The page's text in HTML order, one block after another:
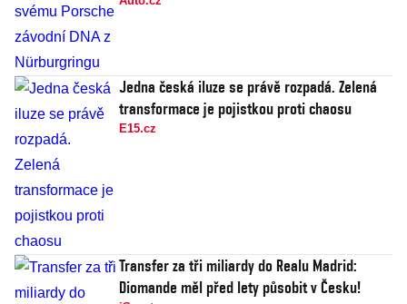
Jedna česká iluze se právě rozpadá. Zelená
transformace je pojistkou proti chaosu
E15.cz
Transfer za tři miliardy do Realu Madrid:
Diomande měl před lety působit v Česku!